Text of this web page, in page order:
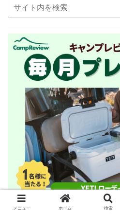
メニュー ホーム 検索